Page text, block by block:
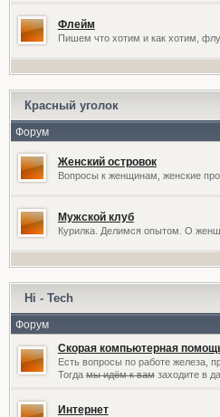
Флейм
Пишем что хотим и как хотим,
Красный уголок
Форум
Женский островок
Вопросы к женщинам, женские
Мужской клуб
Курилка. Делимся опытом. О
Hi - Tech
Форум
Скорая компьютерная
Есть вопросы по работе железа,
Тогдамы идём к вамзаходите в
Интернет